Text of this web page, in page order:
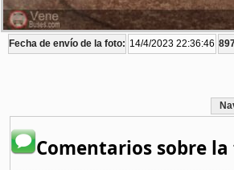
Fecha de envío de la foto: 14/4/2023 22:36:46
Comentarios sobre